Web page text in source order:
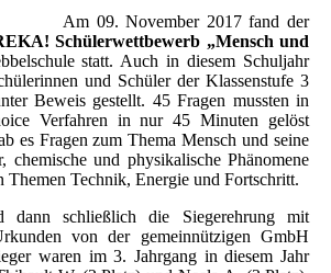
Am 09. November 2017 fand der
Schülerwettbewerb „Mensch und
statt. Auch in diesem Schuljahr
und Schüler der Klassenstufe 3
Beweis gestellt. 45 Fragen mussten in
Verfahren in nur 45 Minuten gelöst
es Fragen zum Thema Mensch und seine
chemische und physikalische Phänomene
Themen Technik, Energie und Fortschritt.
dann schließlich die Siegerehrung mit
von der gemeinnützigen GmbH
waren im 3. Jahrgang in diesem Jahr